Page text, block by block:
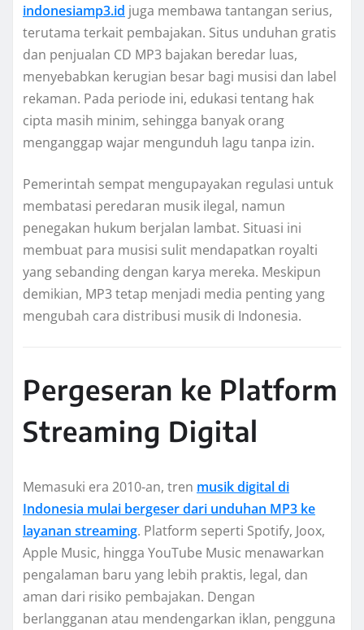
indonesiamp3.id juga membawa tantangan serius,
terutama terkait pembajakan. Situs unduhan gratis
dan penjualan CD MP3 bajakan beredar luas,
menyebabkan kerugian besar bagi musisi dan label
rekaman. Pada periode ini, edukasi tentang hak
cipta masih minim, sehingga banyak orang
menganggap wajar mengunduh lagu tanpa izin.
Pemerintah sempat mengupayakan regulasi untuk
membatasi peredaran musik ilegal, namun
penegakan hukum berjalan lambat. Situasi ini
membuat para musisi sulit mendapatkan royalti
yang sebanding dengan karya mereka. Meskipun
demikian, MP3 tetap menjadi media penting yang
mengubah cara distribusi musik di Indonesia.
Pergeseran ke Platform
Streaming Digital
Memasuki era 2010-an, tren musik digital di
Indonesia mulai bergeser dari unduhan MP3 ke
layanan streaming. Platform seperti Spotify, Joox,
Apple Music, hingga YouTube Music menawarkan
pengalaman baru yang lebih praktis, legal, dan
aman dari risiko pembajakan. Dengan
berlangganan atau mendengarkan iklan, pengguna